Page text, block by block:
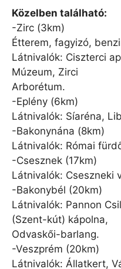
Közelben található:
-Zirc (3km)
Étterem, fagyizó,
Látnivalók: Ciszterci
Múzeum, Zirci
Arborétum.
-Eplény (6km)
Látnivalók: Síaréna,
-Bakonynána (8km)
Látnivalók: Római
-Csesznek (17km)
Látnivalók: Cseszneki
-Bakonybél (20km)
Látnivalók: Pannon
(Szent-kút) kápolna,
Odvaskői-barlang.
-Veszprém (20km)
Látnivalók: Állatkert,